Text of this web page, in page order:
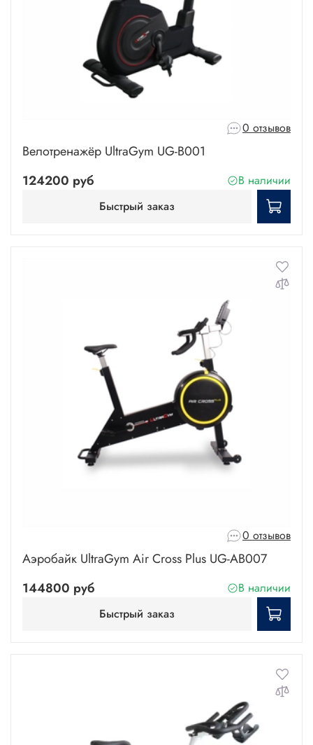
0 отзывов
Велотренажёр UltraGym UG-B001
124200 руб
В наличии
Быстрый заказ
0 отзывов
Аэробайк UltraGym Air Cross Plus UG-AB007
144800 руб
В наличии
Быстрый заказ